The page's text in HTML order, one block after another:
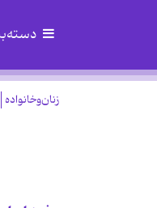
زنان‌وخانواده